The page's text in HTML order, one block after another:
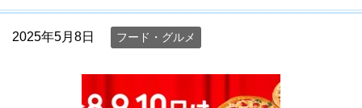
2025年5月8日 フード・グルメ